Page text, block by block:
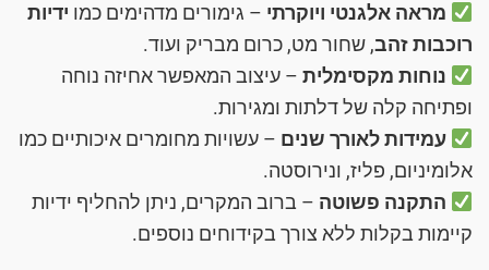
מראה אלגנטי ויוקרתי – גימורים מדהימים כמו ידיות
רוכבות זהב, שחור מט, כרום מבריק ועוד.
נוחות מקסימלית – עיצוב המאפשר אחיזה נוחה
ופתיחה קלה של דלתות ומגירות.
עמידות לאורך שנים – עשויות מחומרים איכותיים כמו
אלומיניום, פליז, ונירוסטה.
התקנה פשוטה – ברוב המקרים, ניתן להחליף ידיות
קיימות בקלות ללא צורך בקידוחים נוספים.